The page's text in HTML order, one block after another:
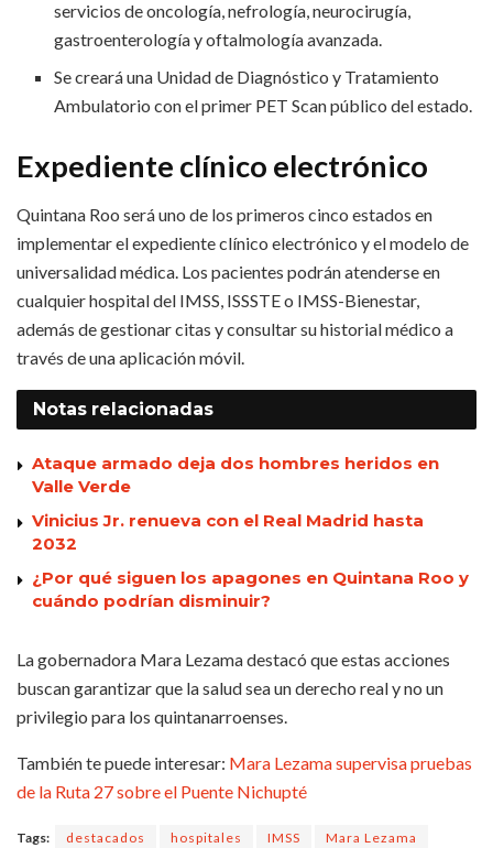
servicios de oncología, nefrología, neurocirugía,
gastroenterología y oftalmología avanzada.
Se creará una Unidad de Diagnóstico y Tratamiento
Ambulatorio con el primer PET Scan público del estado.
Expediente clínico electrónico
Quintana Roo será uno de los primeros cinco estados en
implementar el expediente clínico electrónico y el modelo de
universalidad médica. Los pacientes podrán atenderse en
cualquier hospital del IMSS, ISSSTE o IMSS-Bienestar,
además de gestionar citas y consultar su historial médico a
través de una aplicación móvil.
Notas relacionadas
Ataque armado deja dos hombres heridos en
Valle Verde
Vinicius Jr. renueva con el Real Madrid hasta
2032
¿Por qué siguen los apagones en Quintana Roo y
cuándo podrían disminuir?
La gobernadora Mara Lezama destacó que estas acciones
buscan garantizar que la salud sea un derecho real y no un
privilegio para los quintanarroenses.
También te puede interesar: Mara Lezama supervisa pruebas
de la Ruta 27 sobre el Puente Nichupté
Tags: destacados hospitales IMSS
Mara Lezama